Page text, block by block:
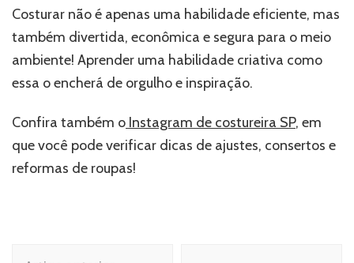
Costurar não é apenas uma habilidade eficiente, mas
também divertida, econômica e segura para o meio
ambiente! Aprender uma habilidade criativa como
essa o encherá de orgulho e inspiração.
Confira também o Instagram de costureira SP, em
que você pode verificar dicas de ajustes, consertos e
reformas de roupas!
Navegação